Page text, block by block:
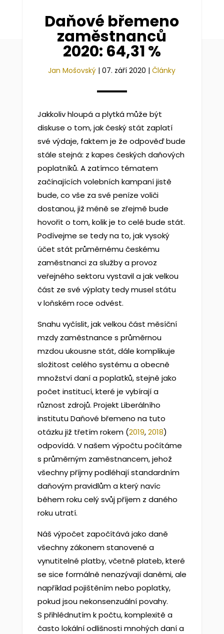
Daňové břemeno
zaměstnanců
2020: 64,31 %
Jan Mošovský |07. září 2020 |Články
Jakkoliv hloupá a plytká může být
diskuse o tom, jak český stát zaplatí
své výdaje, faktem je že odpověď bude
stále stejná: z kapes českých daňových
poplatníků. A zatímco tématem
začínajících volebních kampaní jistě
bude, co vše za své peníze voliči
dostanou, již méně se zřejmě bude
hovořit o tom, kolik je to celé bude stát.
Podívejme se tedy na to, jak vysoký
účet stát průměrnému českému
zaměstnanci za služby a provoz
veřejného sektoru vystavil a jak velkou
část ze své výplaty tedy musel státu
v loňském roce odvést.
Snahu vyčíslit, jak velkou část měsíční
mzdy zaměstnance s průměrnou
mzdou ukousne stát, dále komplikuje
složitost celého systému a obecně
množství daní a poplatků, stejně jako
počet institucí, které je vybírají a
různost zdrojů. Projekt Liberálního
institutu Daňové břemeno na tuto
otázku již třetím rokem (2019,2018)
odpovídá. V našem výpočtu počítáme
s průměrným zaměstnancem, jehož
všechny příjmy podléhají standardním
daňovým pravidlům a který navíc
během roku celý svůj příjem z daného
roku utratí.
Náš výpočet započítává jako daně
všechny zákonem stanovené a
vynutitelné platby, včetně plateb, které
se sice formálně nenazývají daněmi, ale
například pojištěním nebo poplatky,
pokud jsou nekonsenzuální povahy.
S přihlédnutím k počtu, komplexitě a
často lokální odlišnosti mnohých daní a